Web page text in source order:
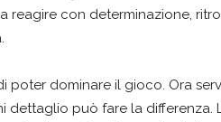
reagire con determinazione,
poter dominare il gioco. Ora
dettaglio può fare la differenza.